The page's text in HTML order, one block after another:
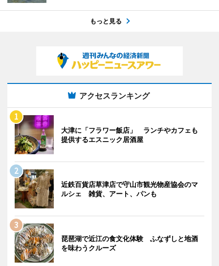
もっと見る
アクセスランキング
大津に「フラワー飯店」 ランチやカフェも
提供するエスニック居酒屋
近鉄百貨店草津店で守山市観光物産協会のマ
ルシェ 雑貨、アート、パンも
琵琶湖で近江の食文化体験 ふなずしと地酒
を味わうクルーズ